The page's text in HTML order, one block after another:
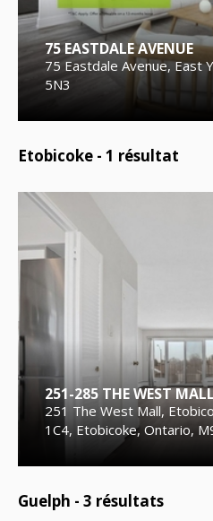
75 EASTDALE AVENUE
75 Eastdale Avenue, East
5N3
Etobicoke - 1 résultat
251-285 THE WEST
251 The West Mall,
1C4, Etobicoke, Ontario,
Guelph - 3 résultats